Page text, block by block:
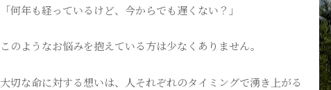
「何年も経っているけど、今からでも遅くない？」
このようなお悩みを抱えている方は少なくありません。
大切な命に対する想いは、人それぞれのタイミングで湧き上がる